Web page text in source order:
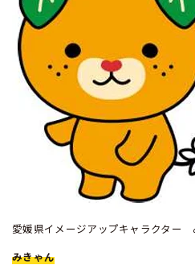
愛媛県イメージアップキャラクター
みきゃん